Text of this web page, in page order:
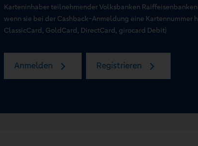
Karteninhaber teilnehmender Volksbanken
wenn sie bei der Cashback-Anmeldung eine Kartennummer
ClassicCard, GoldCard, DirectCard, girocard Debit)
Anmelden Registrieren